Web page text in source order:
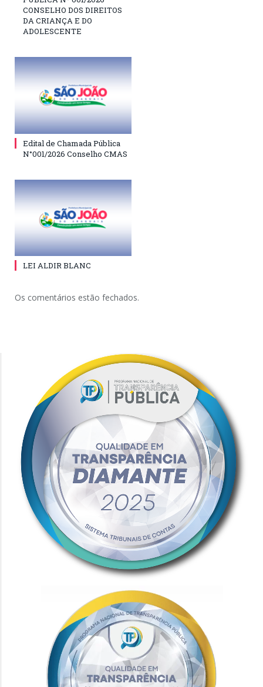
CONSELHO DOS DIREITOS
DA CRIANÇA E DO
ADOLESCENTE
Edital de Chamada Pública
N°001/2026 Conselho CMAS
LEI ALDIR BLANC
Os comentários estão fechados.